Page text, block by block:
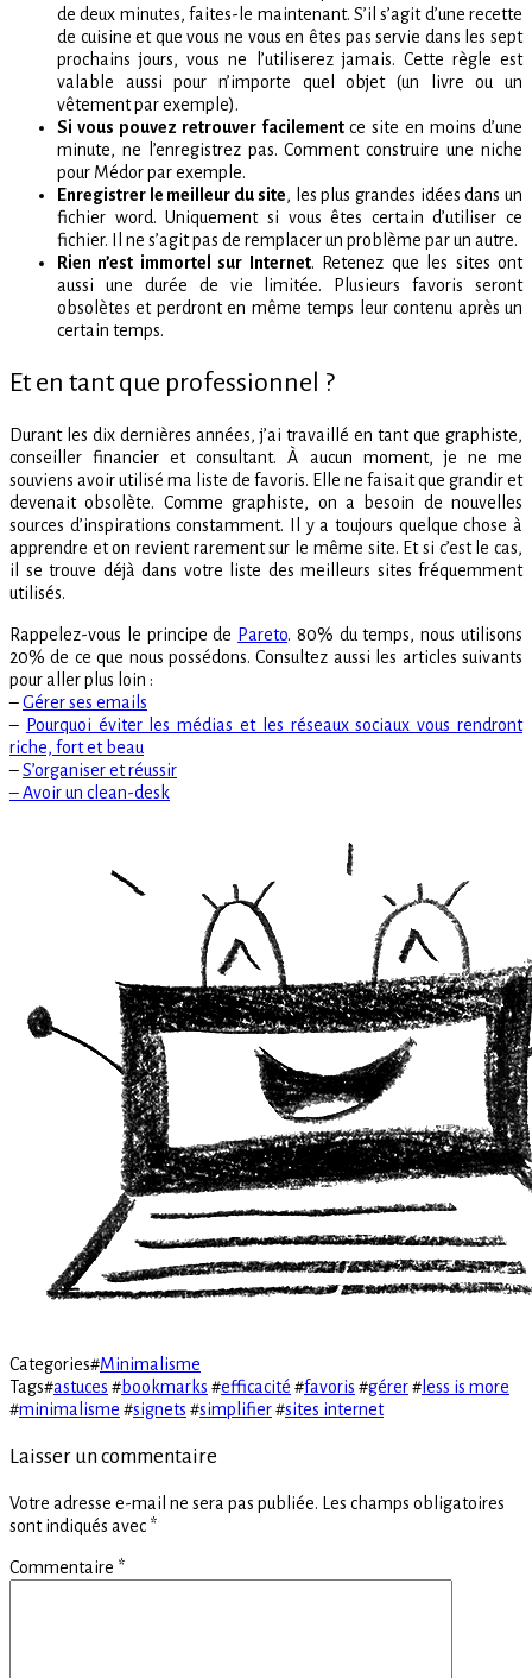
de deux minutes, faites-le maintenant. S’il s’agit d’une recette
de cuisine et que vous ne vous en êtes pas servie dans les sept
prochains jours, vous ne l’utiliserez jamais. Cette règle est
valable aussi pour n’importe quel objet (un livre ou un
vêtement par exemple).
Si vous pouvez retrouver facilementce site en moins d’une
minute, ne l’enregistrez pas. Comment construire une niche
pour Médor par exemple.
Enregistrer le meilleur du site, les plus grandes idées dans un
fichier word. Uniquement si vous êtes certain d’utiliser ce
fichier. Il ne s’agit pas de remplacer un problème par un autre.
Rien n’est immortel sur Internet. Retenez que les sites ont
aussi une durée de vie limitée. Plusieurs favoris seront
obsolètes et perdront en même temps leur contenu après un
certain temps.
Et en tant que professionnel ?
Durant les dix dernières années, j’ai travaillé en tant que graphiste,
conseiller financier et consultant. À aucun moment, je ne me
souviens avoir utilisé ma liste de favoris. Elle ne faisait que grandir et
devenait obsolète. Comme graphiste, on a besoin de nouvelles
sources d’inspirations constamment. Il y a toujours quelque chose à
apprendre et on revient rarement sur le même site. Et si c’est le cas,
il se trouve déjà dans votre liste des meilleurs sites fréquemment
utilisés.
Rappelez-vous le principe de Pareto. 80% du temps, nous utilisons
20% de ce que nous possédons. Consultez aussi les articles suivants
pour aller plus loin :
–Gérer ses emails
– Pourquoi éviter les médias et les réseaux sociaux vous rendront
riche, fort et beau
–S’organiser et réussir
– Avoir un clean-desk
Categories#Minimalisme
Tags#astuces #bookmarks #efficacité #favoris #gérer# less is more
#minimalisme #signets #simplifier#sites internet
Laisser un commentaire
Votre adresse e-mail ne sera pas publiée.
Les champs obligatoires
sont indiqués avec *
Commentaire *